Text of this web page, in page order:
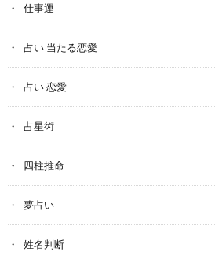
仕事運
占い 当たる恋愛
占い 恋愛
占星術
四柱推命
夢占い
姓名判断